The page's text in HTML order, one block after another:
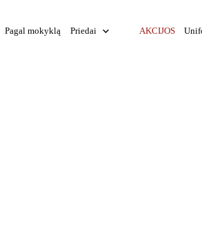
Pagal mokyklą Priedai AKCIJOS